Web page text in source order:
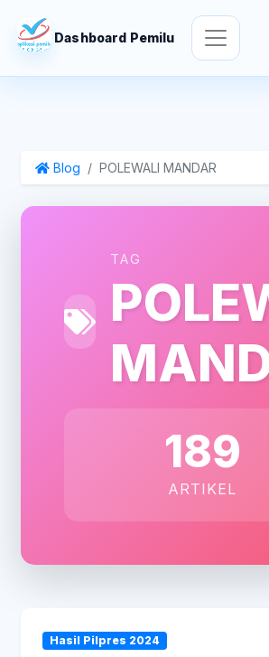
Dashboard Pemilu
Blog POLEWALI MANDAR
TAG
189
ARTIKEL
Hasil Pilpres 2024